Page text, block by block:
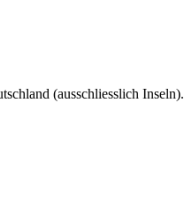
(ausschliesslich Inseln).